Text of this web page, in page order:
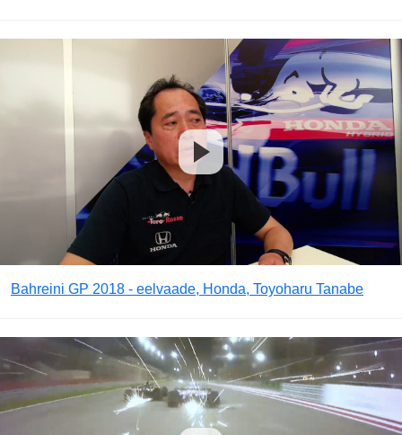
Bahreini GP 2018 - eelvaade, Honda, Toyoharu Tanabe